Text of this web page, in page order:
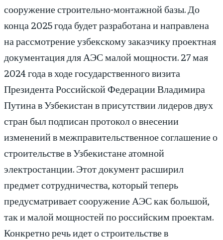
сооружение строительно-монтажной базы. До
конца 2025 года будет разработана и направлена
на рассмотрение узбекскому заказчику проектная
документация для АЭС малой мощности. 27 мая
2024 года в ходе государственного визита
Президента Российской Федерации Владимира
Путина в Узбекистан в присутствии лидеров двух
стран был подписан протокол о внесении
изменений в межправительственное соглашение о
строительстве в Узбекистане атомной
электростанции. Этот документ расширил
предмет сотрудничества, который теперь
предусматривает сооружение АЭС как большой,
так и малой мощностей по российским проектам.
Конкретно речь идет о строительстве в